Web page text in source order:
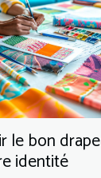
le bon
identité